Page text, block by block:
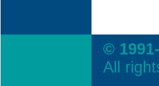
©
All